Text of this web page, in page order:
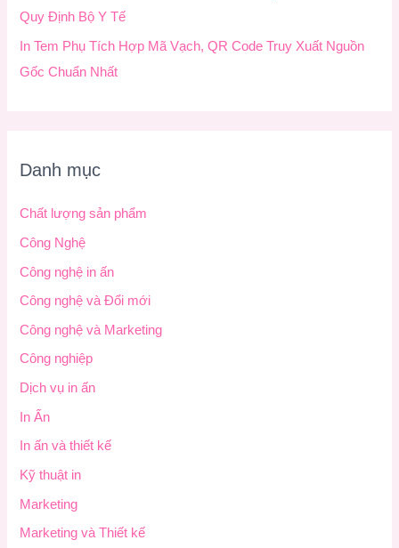
Quy Định Bộ Y Tế
In Tem Phụ Tích Hợp Mã Vạch, QR Code Truy Xuất Nguồn
Gốc Chuẩn Nhất
Danh mục
Chất lượng sản phẩm
Công Nghệ
Công nghệ in ấn
Công nghệ và Đổi mới
Công nghệ và Marketing
Công nghiệp
Dịch vụ in ấn
In Ấn
In ấn và thiết kế
Kỹ thuật in
Marketing
Marketing và Thiết kế